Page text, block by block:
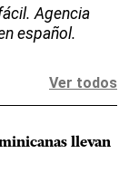
Agencia
español.
Ver todos
llevan